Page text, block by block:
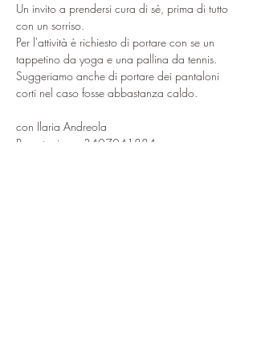
Un invito a prendersi cura di sé, prima di tutto
con un sorriso.
Per l'attività è richiesto di portare con se un
tappetino da yoga e una pallina da tennis.
Suggeriamo anche di portare dei pantaloni
corti nel caso fosse abbastanza caldo.
con Ilaria Andreola
Prenotazione: 3407041884